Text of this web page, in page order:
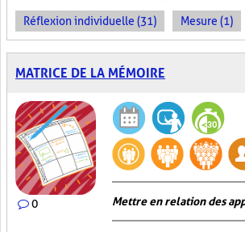
Réflexion individuelle (31) Mesure (1)
MATRICE DE LA MÉMOIRE
0 Mettre en relation des